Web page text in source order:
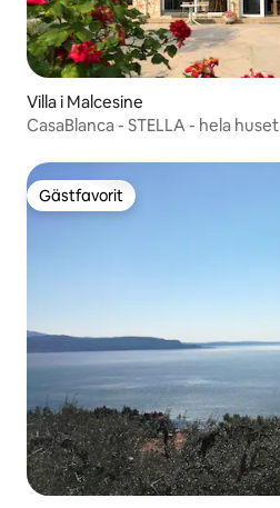
Villa i Malcesine
CasaBlanca - STELLA - hela huset
Gästfavorit
Gästfavorit